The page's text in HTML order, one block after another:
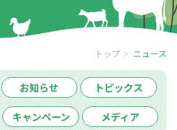
トップ ニュース
お知らせ トピックス
キャンペーン メディア